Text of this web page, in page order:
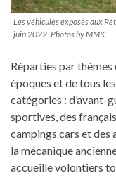
Les véhicules exposés aux
juin 2022. Photos by MMK.
Réparties par
époques et de tous
catégories : d’avant-
sportives, des
campings cars et des
la mécanique
accueille volontiers